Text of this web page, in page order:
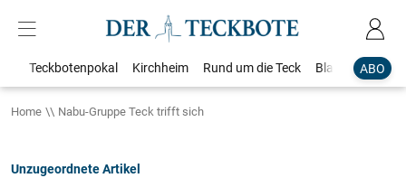
ABO
Teckbotenpokal Kirchheim Rund um die Teck Blaulicht
Home Nabu-Gruppe Teck trifft sich
Unzugeordnete Artikel